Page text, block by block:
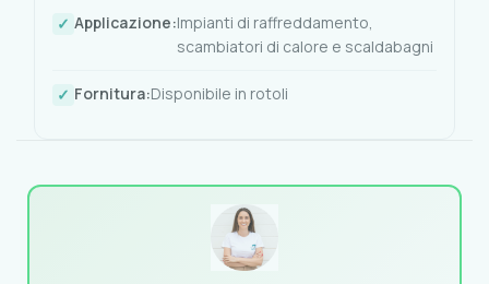
Applicazione:Impianti di raffreddamento,
scambiatori di calore e scaldabagni
Fornitura:Disponibile in rotoli